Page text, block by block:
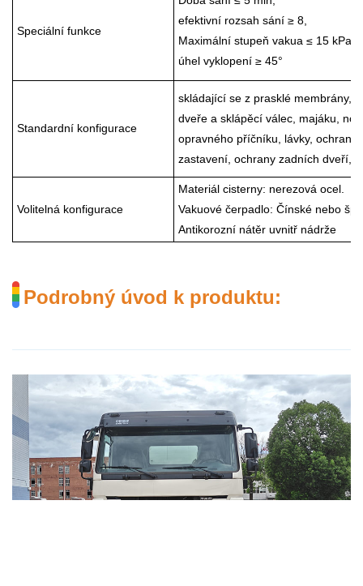
Speciální funkce
efektivní rozsah sání ≥ 8,
Maximální stupeň vakua ≤ 15 kPa,
úhel vyklopení ≥ 45°
Standardní konfigurace
skládající se z prasklé membrány,
dveře a sklápěcí válec, majáku,
opravného příčníku, lávky,
zastavení, ochrany zadních dveří,
Volitelná konfigurace
Materiál cisterny: nerezová ocel.
Vakuové čerpadlo: Čínské nebo
Antikorozní nátěr uvnitř nádrže
Podrobný úvod k produktu: